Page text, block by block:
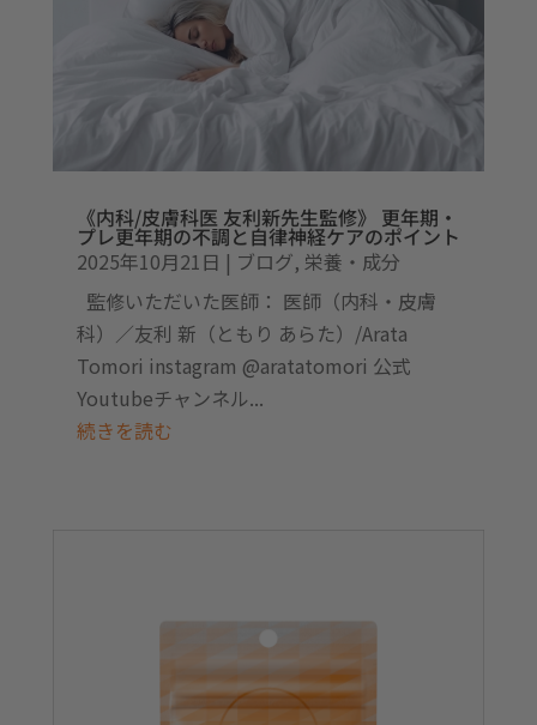
《内科/皮膚科医 友利新先生監修》 更年期・
プレ更年期の不調と自律神経ケアのポイント
2025年10月21日 | ブログ, 栄養・成分
監修いただいた医師： 医師（内科・皮膚
科）／友利 新（ともり あらた）/Arata
Tomori instagram @aratatomori 公式
Youtubeチャンネル...
続きを読む